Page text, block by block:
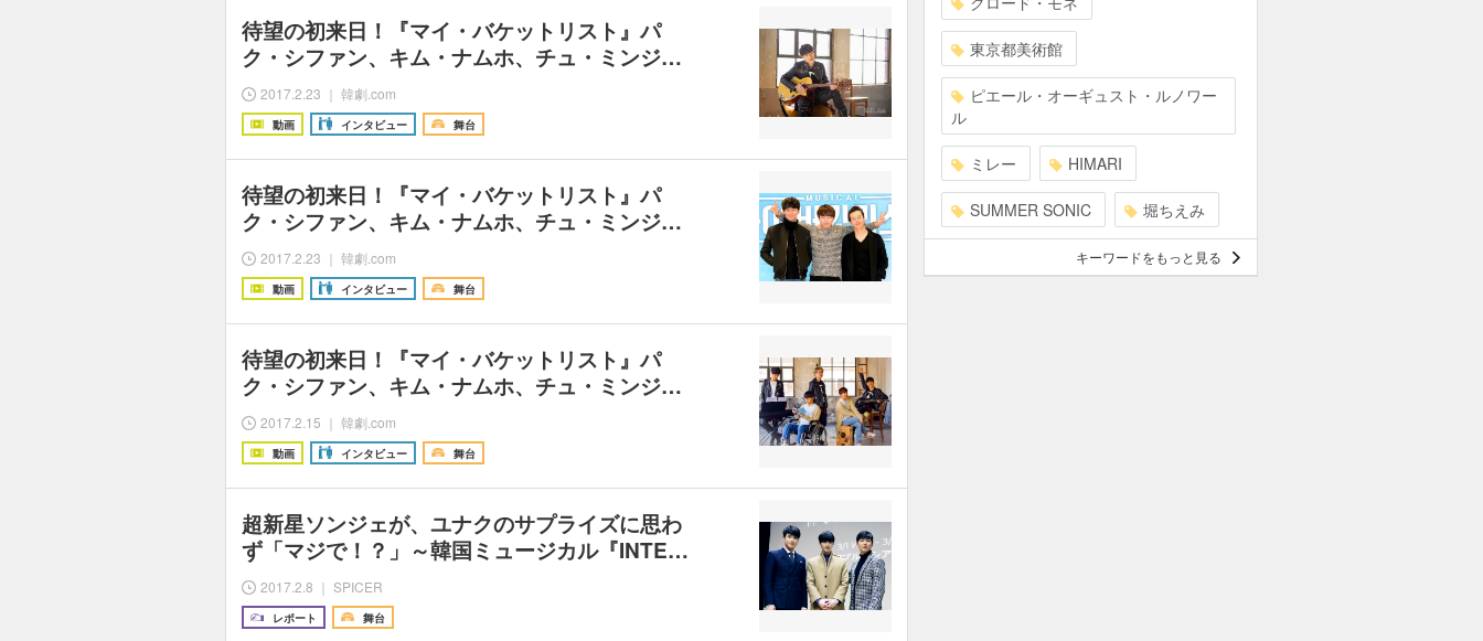
待望の初来日！『マイ・バケットリスト』パ
ク・シファン、キム・ナムホ、チュ・ミンジ…
2017.2.23 ｜ 韓劇.com
動画 インタビュー 舞台
待望の初来日！『マイ・バケットリスト』パ
ク・シファン、キム・ナムホ、チュ・ミンジ…
2017.2.23 ｜ 韓劇.com
動画 インタビュー 舞台
待望の初来日！『マイ・バケットリスト』パ
ク・シファン、キム・ナムホ、チュ・ミンジ…
2017.2.15 ｜ 韓劇.com
動画 インタビュー 舞台
超新星ソンジェが、ユナクのサプライズに思わ
ず「マジで！？」～韓国ミュージカル『INTE…
2017.2.8 ｜ SPICER
レポート 舞台
東京都美術館
ピエール・オーギュスト・ルノワー
ル
ミレー HIMARI
SUMMER SONIC 堀ちえみ
キーワードをもっと見る